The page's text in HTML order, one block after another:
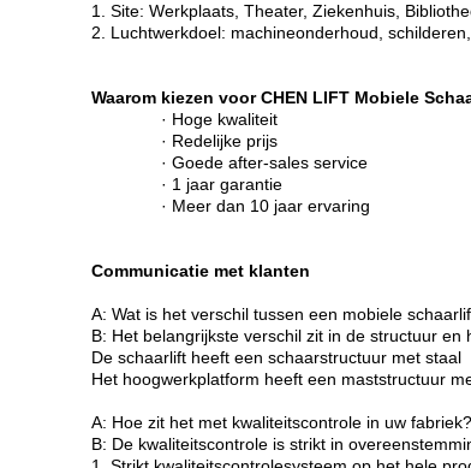
1. Site: Werkplaats, Theater, Ziekenhuis,
2. Luchtwerkdoel: machineonderhoud,
Waarom kiezen voor CHEN LIFT Mobiele
· Hoge kwaliteit
· Redelijke prijs
· Goede after-sales service
· 1 jaar garantie
· Meer dan 10 jaar ervaring
Communicatie met klanten
A: Wat is het verschil tussen een mobiele
B: Het belangrijkste verschil zit in de structuur en
De schaarlift heeft een schaarstructuur met staal
Het hoogwerkplatform heeft een maststructuur
A: Hoe zit het met kwaliteitscontrole in uw fabriek?
B: De kwaliteitscontrole is strikt in